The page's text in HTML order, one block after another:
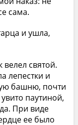
сама.
и ушла,
святой.
лепестки и
башню, почти
паутиной,
При виде
ее было